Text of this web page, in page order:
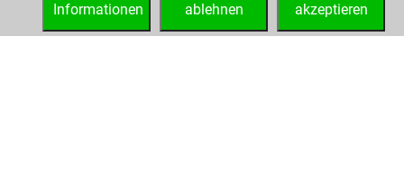
akzeptieren
ablehnen
Informationen